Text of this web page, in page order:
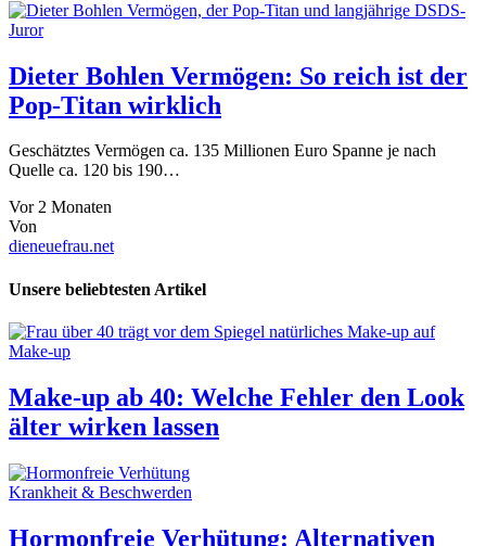
Dieter Bohlen Vermögen: So reich ist der
Pop-Titan wirklich
Geschätztes Vermögen ca. 135 Millionen Euro Spanne je nach
Quelle ca. 120 bis 190…
Vor 2 Monaten
Von
dieneuefrau.net
Unsere beliebtesten Artikel
Make-up
Make-up ab 40: Welche Fehler den Look
älter wirken lassen
Krankheit & Beschwerden
Hormonfreie Verhütung: Alternativen